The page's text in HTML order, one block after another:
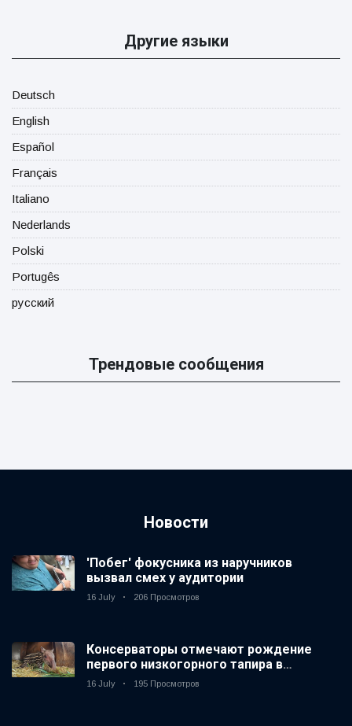
Другие языки
Deutsch
English
Español
Français
Italiano
Nederlands
Polski
Portugês
русский
Трендовые сообщения
Новости
'Побег' фокусника из наручников
вызвал смех у аудитории
16 July 206 Просмотров
Консерваторы отмечают рождение
первого низкогорного тапира в
зоопарке Великобритании за 14 лет
16 July 195 Просмотров